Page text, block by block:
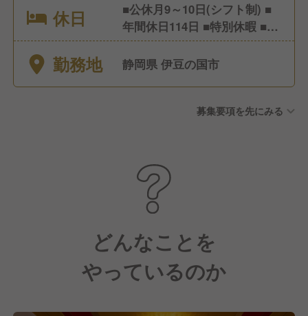
休日
■公休月9～10日(シフト制) ■
年間休日114日 ■特別休暇 ■有
給休暇 ■慶弔休暇
勤務地 静岡県 伊豆の国市
募集要項を先にみる
どんなことを
やっているのか